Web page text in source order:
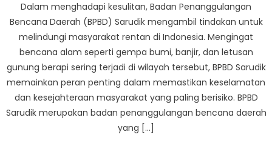
Dalam menghadapi kesulitan, Badan Penanggulangan
Bencana Daerah (BPBD) Sarudik mengambil tindakan untuk
melindungi masyarakat rentan di Indonesia. Mengingat
bencana alam seperti gempa bumi, banjir, dan letusan
gunung berapi sering terjadi di wilayah tersebut, BPBD Sarudik
memainkan peran penting dalam memastikan keselamatan
dan kesejahteraan masyarakat yang paling berisiko. BPBD
Sarudik merupakan badan penanggulangan bencana daerah
yang […]